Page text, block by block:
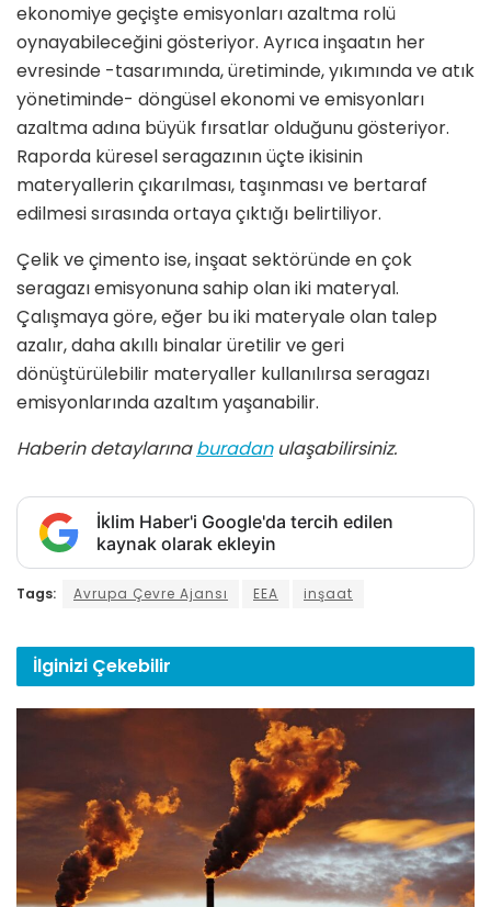
ekonomiye geçişte emisyonları azaltma rolü
oynayabileceğini gösteriyor. Ayrıca inşaatın her
evresinde -tasarımında, üretiminde, yıkımında ve atık
yönetiminde- döngüsel ekonomi ve emisyonları
azaltma adına büyük fırsatlar olduğunu gösteriyor.
Raporda küresel seragazının üçte ikisinin
materyallerin çıkarılması, taşınması ve bertaraf
edilmesi sırasında ortaya çıktığı belirtiliyor.
Çelik ve çimento ise, inşaat sektöründe en çok
seragazı emisyonuna sahip olan iki materyal.
Çalışmaya göre, eğer bu iki materyale olan talep
azalır, daha akıllı binalar üretilir ve geri
dönüştürülebilir materyaller kullanılırsa seragazı
emisyonlarında azaltım yaşanabilir.
Haberin detaylarınaburadanulaşabilirsiniz.
İklim Haber'i Google'da tercih edilen
kaynak olarak ekleyin
Tags: Avrupa Çevre Ajansı EEA inşaat
İlginizi Çekebilir